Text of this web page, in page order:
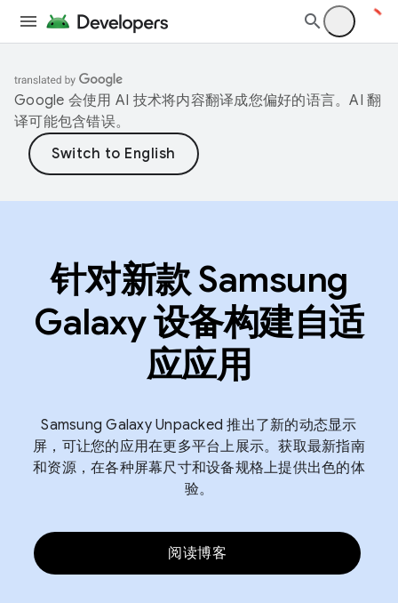
Google 会使用 AI 技术将内容翻译成您偏好的语言。AI 翻
译可能包含错误。
针对新款 Samsung
Galaxy 设备构建自适
应应用
Samsung Galaxy Unpacked 推出了新的动态显示
屏，可让您的应用在更多平台上展示。获取最新指南
和资源，在各种屏幕尺寸和设备规格上提供出色的体
验。
阅读博客